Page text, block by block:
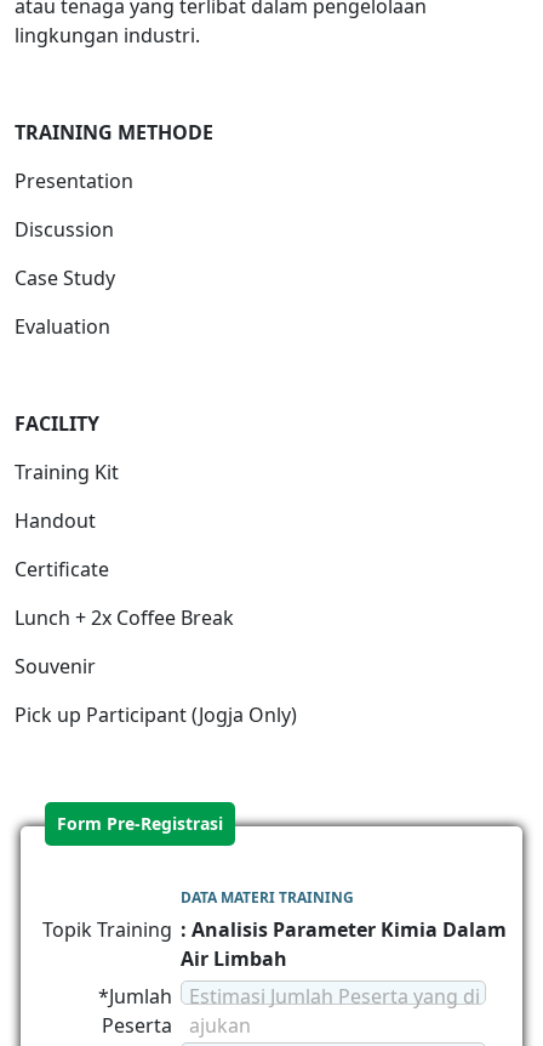
atau tenaga yang terlibat dalam pengelolaan
lingkungan industri.
TRAINING METHODE
Presentation
Discussion
Case Study
Evaluation
FACILITY
Training Kit
Handout
Certificate
Lunch + 2x Coffee Break
Souvenir
Pick up Participant (Jogja Only)
Form Pre-Registrasi
DATA MATERI TRAINING
Topik Training : Analisis Parameter Kimia Dalam
Air Limbah
*Jumlah
Peserta
Estimasi Jumlah Peserta yang di
ajukan